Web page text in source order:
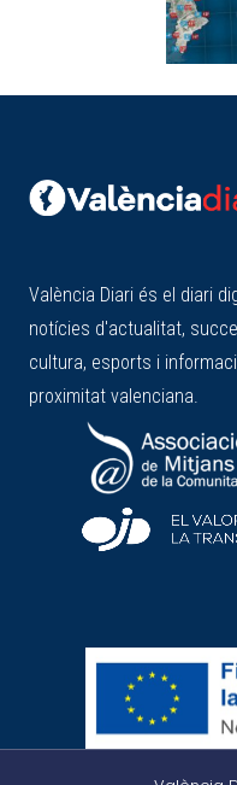
València Diari és el diari
notícies d'actualitat,
cultura, esports i
proximitat valenciana.